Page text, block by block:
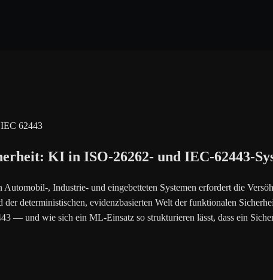
62443
KI in ISO-26262- und IEC-62443-
, Industrie- und eingebetteten Systemen erfordert die
der deterministischen, evidenzbasierten Welt der funktionalen
— und wie sich ein ML-Einsatz so strukturieren lässt, dass ein